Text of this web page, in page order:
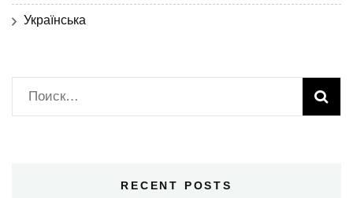
Українська
Найти:
RECENT POSTS